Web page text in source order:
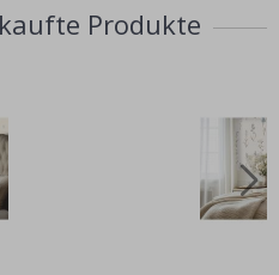
Produkte